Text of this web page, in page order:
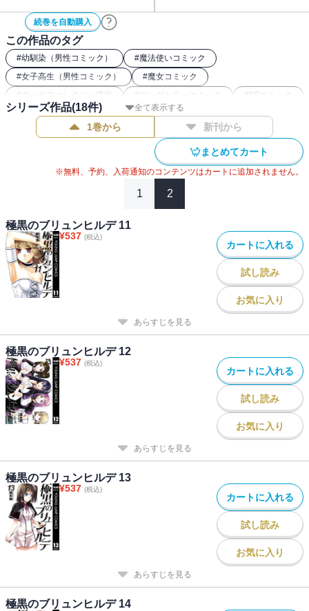
続巻を自動購入
この作品のタグ
#幼馴染（男性コミック） #魔法使いコミック
#女子高生（男性コミック） #魔女コミック
# ダークファンタジー漫画 # ロングセラーコミック #SFコミック
全て表示する
シリーズ作品(18件)
1巻から 新刊から
まとめてカート
※無料、予約、入荷通知のコンテンツはカートに追加されません。
1 2
極黒のブリュンヒルデ 11
¥537 (税込)
カートに入れる
試し読み
お気に入り
あらすじを見る
極黒のブリュンヒルデ 12
¥537 (税込)
カートに入れる
試し読み
お気に入り
あらすじを見る
極黒のブリュンヒルデ 13
¥537 (税込)
カートに入れる
試し読み
お気に入り
あらすじを見る
極黒のブリュンヒルデ 14